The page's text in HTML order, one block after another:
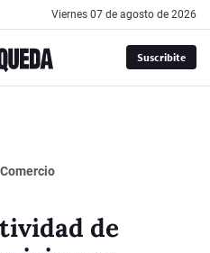
viernes 07 de agosto de 2026
Suscribite
Comercio
de